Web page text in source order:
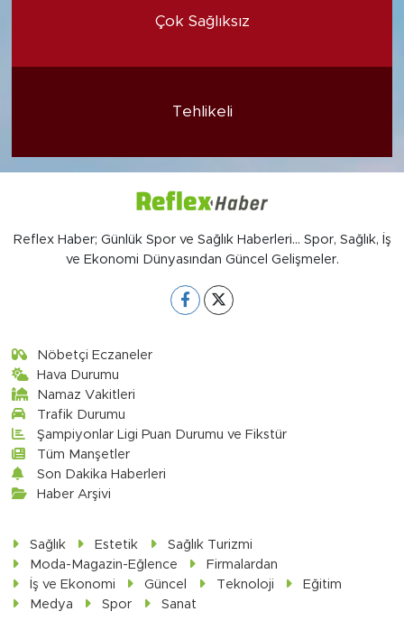
Çok Sağlıksız
Tehlikeli
Reflex Haber; Günlük Spor ve Sağlık Haberleri... Spor, Sağlık, İş
ve Ekonomi Dünyasından Güncel Gelişmeler.
Nöbetçi Eczaneler
Hava Durumu
Namaz Vakitleri
Trafik Durumu
Şampiyonlar Ligi Puan Durumu ve Fikstür
Tüm Manşetler
Son Dakika Haberleri
Haber Arşivi
Sağlık Estetik
Sağlık Turizmi
Moda-Magazin-Eğlence
Firmalardan
İş ve Ekonomi
Güncel Teknoloji
Eğitim
Medya
Spor Sanat